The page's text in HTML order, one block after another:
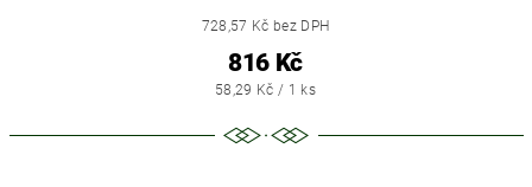
728,57 Kč bez DPH
816 Kč
58,29 Kč / 1 ks